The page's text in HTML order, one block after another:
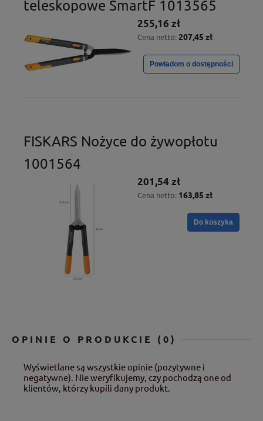
teleskopowe SmartF 1013565
255,16 zł
Cena netto: 207,45 zł
Powiadom o dostępności
FISKARS Nożyce do żywopłotu
1001564
201,54 zł
Cena netto: 163,85 zł
Do koszyka
OPINIE O PRODUKCIE (0)
Wyświetlane są wszystkie opinie (pozytywne i
negatywne). Nie weryfikujemy, czy pochodzą one od
klientów, którzy kupili dany produkt.